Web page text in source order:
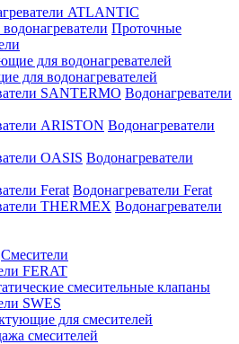
ATLANTIC
Проточные
для водонагревателей
Водонагреватели
Водонагреватели
Водонагреватели
Водонагреватели Ferat
Водонагреватели
Смесители
FERAT
смесительные клапаны
SWES
для смесителей
смесителей